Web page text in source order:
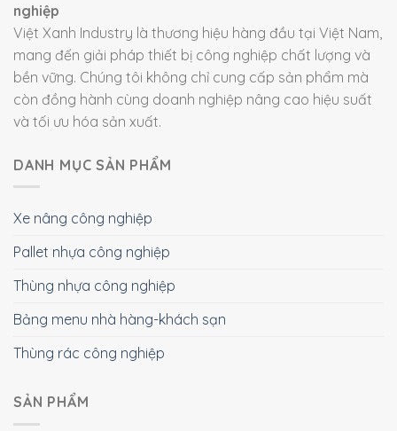
nghiệp
Việt Xanh Industry là thương hiệu hàng đầu tại Việt Nam,
mang đến giải pháp thiết bị công nghiệp chất lượng và
bền vững. Chúng tôi không chỉ cung cấp sản phẩm mà
còn đồng hành cùng doanh nghiệp nâng cao hiệu suất
và tối ưu hóa sản xuất.
DANH MỤC SẢN PHẨM
Xe nâng công nghiệp
Pallet nhựa công nghiệp
Thùng nhựa công nghiệp
Bảng menu nhà hàng-khách sạn
Thùng rác công nghiệp
SẢN PHẨM